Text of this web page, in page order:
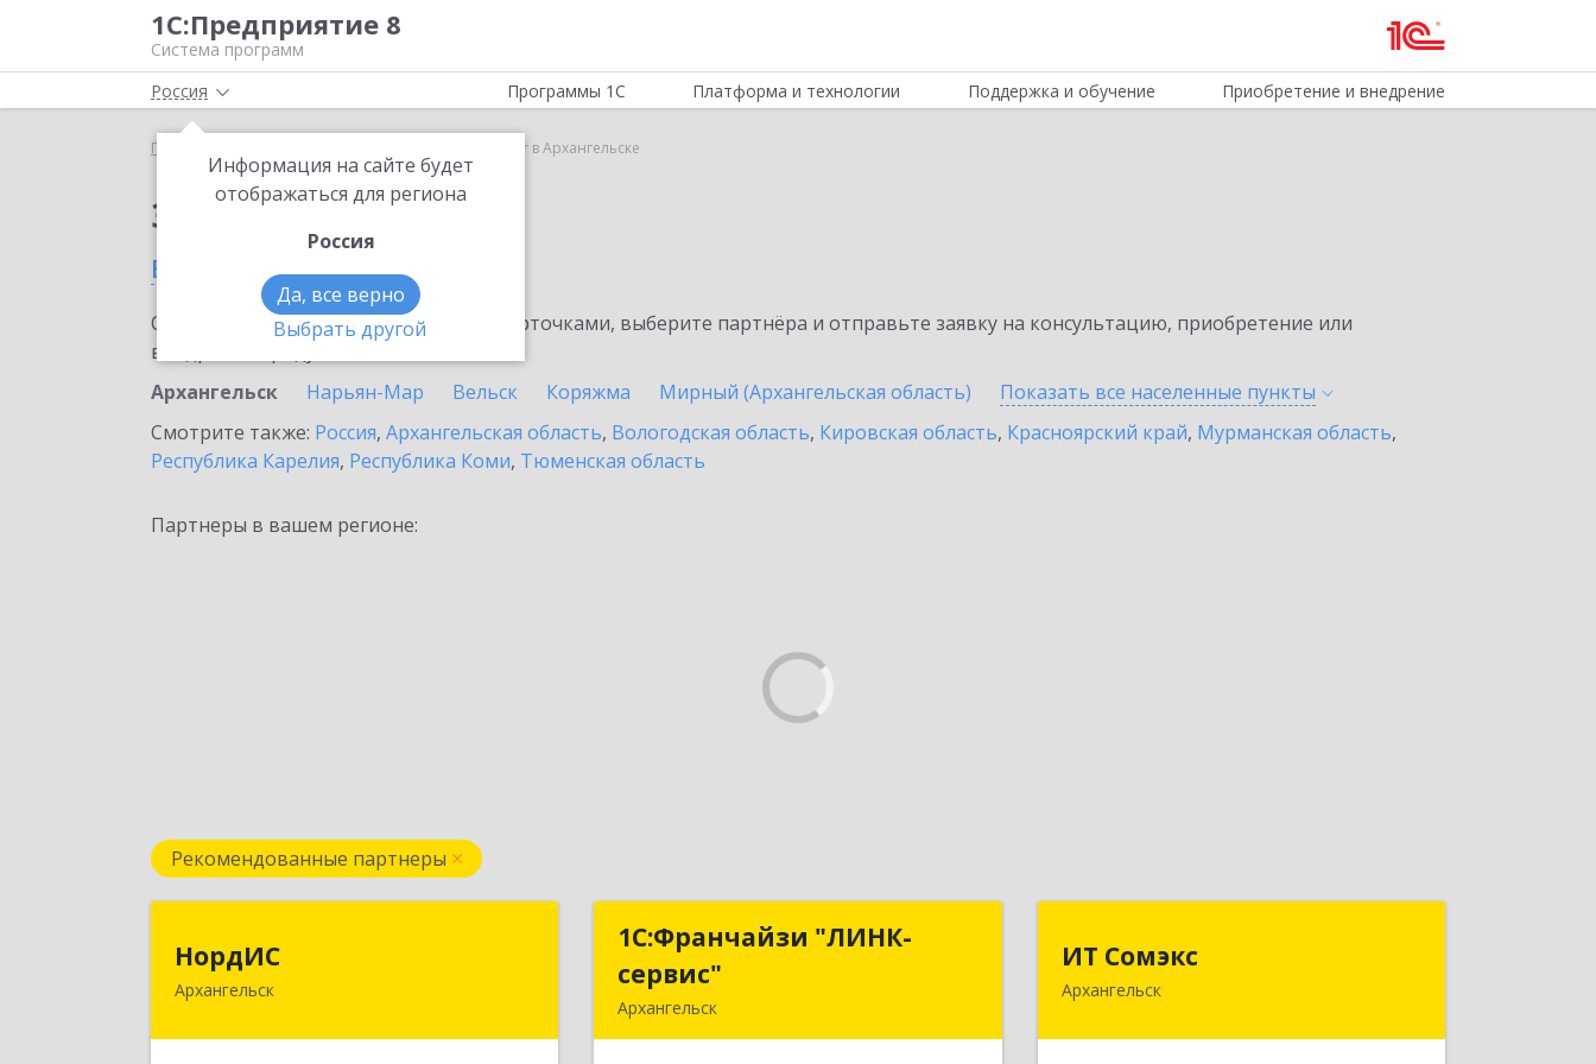
1С:Предприятие 8
Система программ
Россия
Информация на сайте будет
отображаться для региона
Россия
Да, все верно
Выбрать другой
Программы 1С Платформа и технологии Поддержка и обучение Приобретение и внедрение
Главная SellMonitor в Архангельске
Заказать SellMonitor
в Архангельске
Ознакомьтесь с информационными карточками, выберите партнёра и отправьте заявку на консультацию, приобретение или
внедрение продукта.
Архангельск
Нарьян-Мар Вельск Коряжма Мирный (Архангельская область) Показать все населенные пункты
Смотрите также: Россия, Архангельская область, Вологодская область, Кировская область, Красноярский край, Мурманская область,
Республика Карелия, Республика Коми, Тюменская область
Партнеры в вашем регионе:
Рекомендованные партнеры
НордИС
Архангельск
1С:Франчайзи "ЛИНК-
сервис"
Архангельск
1С:Франчайзи "ЛИНК-
ИТ Сомэкс
Архангельск